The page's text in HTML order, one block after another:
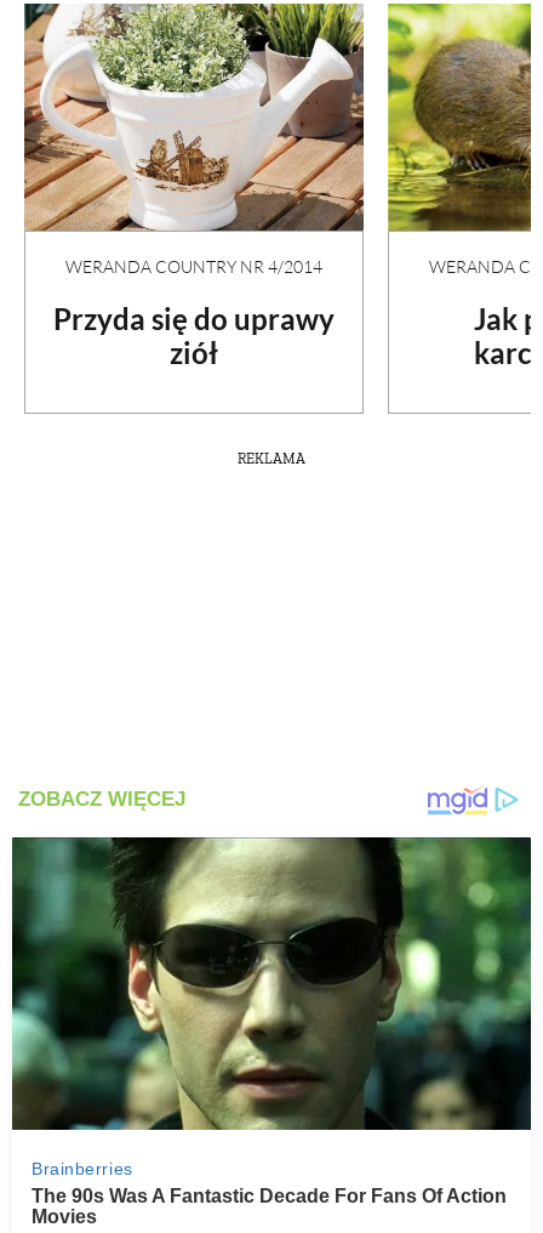
WERANDA COUNTRY NR 4/2014
Przyda się do uprawy
ziół
WERANDA
Jak
REKLAMA